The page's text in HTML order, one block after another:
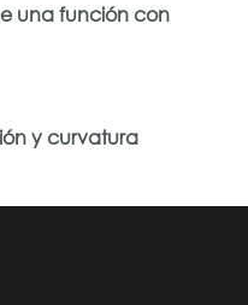
una función con
y curvatura